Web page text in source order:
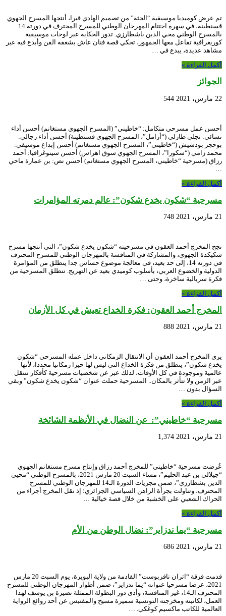
تم عرض كوميديا موسيقية “الجثة” من تصميم الهادي قيرا، أنتجها المسرح الجهوي
قسنطينة، في سهرة اختتام المهرجان الوطني للمسرح المحترف في دورته 14
بالمسرح الوطني محي الدين باشطارزي. تدور الحكاية عبر لوحات موسيقية
كوريغرافية تفاعل معها الجمهور، تحكي قصة فنان عاش بشغفه الفن وأبدع فيه عبر
مشاهد عديدة، يبدع في …
أكمل القراءة »
الجوائز
22 مارس، 2021 544
أحسن عمل مسرحي متكامل: “خاطيني” (المسرح الجهوي مستغانم) أحسن أداء
نسائي: نجلى طارلي (“أرامل”، المسرح الجهوي قسنطينة) أحسن أداء رجالي:
بوحجر بودشيش (“خاطيني”، المسرح الجهوي مستغانم) أحسن إبداع موسيقي:
محمد زامي (“سكورا”، المسرح الجهوي سوق اهراس) أحسن سينوغرافيا: أحمد
رزاق (مسرحية “خاطيني، المسرح الجهوي مستغانم) أحسن نص: بن عمارة ماحي
أكمل القراءة »
مسرحية “شكون يخدع شكون”: عالم دمرته المؤامرات
21 مارس، 2021 748
نجح المخرج أحمد العقون في مسرحيته “شكون يخدع شكون”، التي أنتجها مسرح
سكيكدة الجهوي، والمشاركة في المنافسة بالمهرجان الوطني للمسرح المحترف
في دورته 14، إلى حد بعيد، في معالجة موضوع حساس جدا ينطلق من المؤامرة
الدولية والخضوع العربي، بأسلوب كوميدي بعيد عن التهريج. تنطلق المسرحية من
فكرة سريالية ساخرة، وحتى …
أكمل القراءة »
المخرج أحمد العقون: فكرة الخداع تعيش في كل الأزمان
21 مارس، 2021 888
يرى المخرج أحمد العقون أن الانتقال الزمكاني داخل عمله المسرحي “شكون
يخدع شكون”، ينطلق من فكرة الخداع التي ليس لها حيزا زمكانيا محددا، لأنها
عالمية وموجودة في كل الأوقات، لذلك عبر عن شخصيات مسرحية كأفكار تنتقل
عبر الزمن ولا تتأثر بالمكان.. المسرحية حملت عنوان “شكون يخدع شكون” وبقي
السؤال بدون …
أكمل القراءة »
مسرحية “خاطيني”: عن النضال في الأنظمة الشائخة
21 مارس، 2021 1,374
عُرضت مسرحية “خاطيني” للمخرج أحمد رزاق وإنتاج مسرح مستغانم الجهوي
“جيلالي بن عبد الحليم”، مساء السبت 20 مارس 2021، بالمسرح الوطني “محيي
الدين بشطارزي”، ضمن مجريات الدورة الـ14 للمهرجان الوطني للمسرح
المحترف، وتناولت بجرأة الراهن السياسي الجزائري؛ إذ نقل المخرج أجزاء من
الحراك الشعبي على الخشبة من خلال قصة خيالية …
أكمل القراءة »
مسرحية “يما ندزاير”: نضال الوطن من الأم
21 مارس، 2021 686
قدمت فرقة “اثران تاقربوست” القادمة من ولاية البويرة، يوم السبت 20 مارس
2021، عرضا مسرحيا عنوانه “يما ندزاير”، ضمن أطوار المهرجان الوطني للمسرح
المحترف الـ14، غير المنافسة، وأدى دور البطولة الممثلة نصيرة بن يوسف لهذا
العمل، لكاتبته ومخرجته التونسية سميرة مسيخ والمقتبس عن أحد روائع الرواية
العالمية للكاتب ماكسيم كوغكي. …